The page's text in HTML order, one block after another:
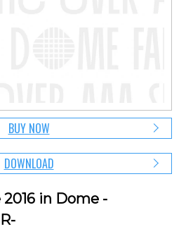
BUY NOW
DOWNLOAD
in Dome -